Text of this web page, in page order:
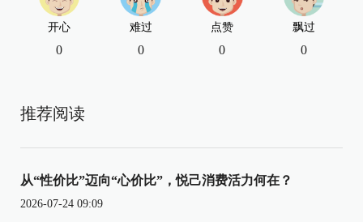
开心
0
难过
0
点赞
0
飘过
0
推荐阅读
从“性价比”迈向“心价比”，悦己消费活力何在？
2026-07-24 09:09